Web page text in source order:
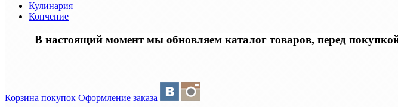
Кулинария
Копчение
В настоящий момент мы обновляем каталог товаров, перед
Корзина покупок Оформление заказа